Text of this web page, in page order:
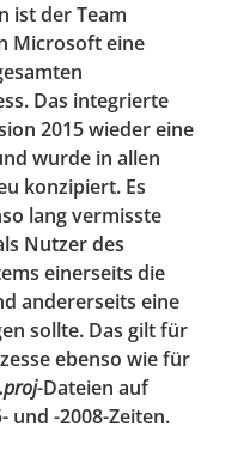
ist der Team
Microsoft eine
Das integrierte
2015 wieder eine
wurde in allen
konzipiert. Es
lang vermisste
Nutzer des
einerseits die
andererseits eine
sollte. Das gilt für
ebenso wie für
-Dateien auf
und -2008-Zeiten.